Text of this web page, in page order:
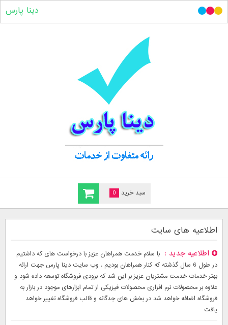
سبد خرید 0
دینا پارس
اطلاعیه های سایت
اطلاعیه جدید
با سلام خدمت همراهان عزیز با درخواست های که داشتیم
در طول 6 سال گذشته که کنار همراهان بودیم . وب سایت دینا پارس جهت ارائه
بهتر خدمات خدمت مشتریان عزیز بر این شد که بزودی فروشگاه توسعه داده شود و
علاوه بر محصولات نرم افزاری محصولات فیزیکی از تمام ابزارهای موجود در بازار به
فروشگاه اضافه خواهد شد در بخش های جدگانه و قالب فروشگاه تغییر خواهد
یافت